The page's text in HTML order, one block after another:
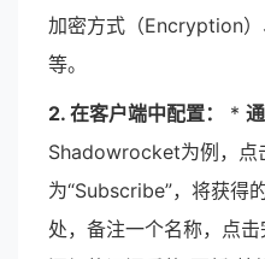
加密方式（Encryption
等。
2. 在客户端中配置： *
Shadowrocket为例，点
为“Subscribe”，将获得
处，备注一个名称，点